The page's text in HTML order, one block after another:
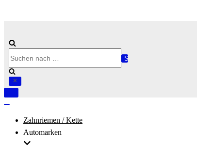
nach …
Navigation
Zahnriemen / Kette
Automarken